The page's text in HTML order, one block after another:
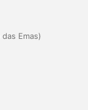
Emas)